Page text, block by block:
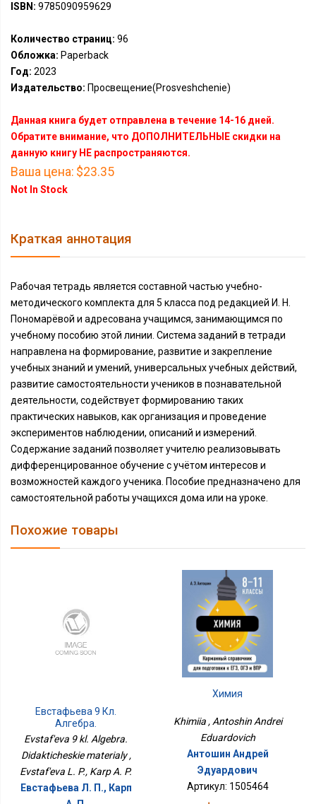
ISBN: 9785090959629
Количество страниц: 96
Обложка: Paperback
Год: 2023
Издательство: Просвещение(Prosveshchenie)
Данная книга будет отправлена в течение 14-16 дней.
Обратите внимание, что ДОПОЛНИТЕЛЬНЫЕ скидки на
данную книгу НЕ распространяются.
Ваша цена: $23.35
Not In Stock
Краткая аннотация
Рабочая тетрадь является составной частью учебно-
методического комплекта для 5 класса под редакцией И. Н.
Пономарёвой и адресована учащимся, занимающимся по
учебному пособию этой линии. Система заданий в тетради
направлена на формирование, развитие и закрепление
учебных знаний и умений, универсальных учебных действий,
развитие самостоятельности учеников в познавательной
деятельности, содействует формированию таких
практических навыков, как организация и проведение
экспериментов наблюдении, описаний и измерений.
Содержание заданий позволяет учителю реализовывать
дифференцированное обучение с учётом интересов и
возможностей каждого ученика. Пособие предназначено для
самостоятельной работы учащихся дома или на уроке.
Похожие товары
Евстафьева 9 Кл.
Алгебра.
Дидактические
Материалы
Evstaf'eva 9 kl. Algebra.
Didakticheskie materialy ,
Evstaf'eva L. P., Karp A. P.
Евстафьева Л. П., Карп
Химия
Khimiia , Antoshin Andrei
Eduardovich
Антошин Андрей
Эдуардович
Артикул: 1505464